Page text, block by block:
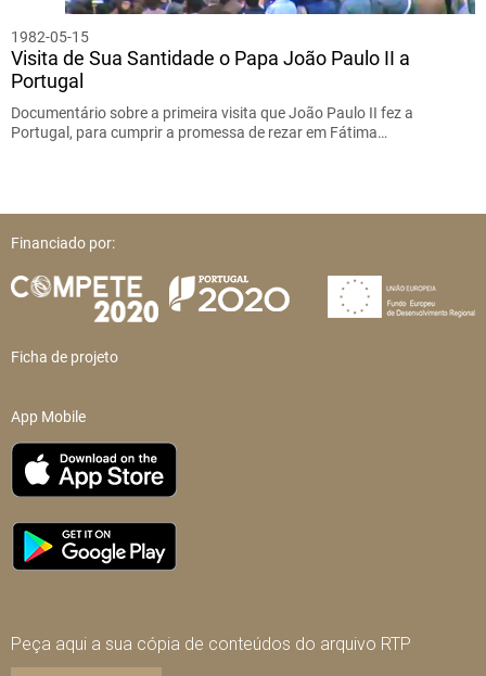
1982-05-15
Visita de Sua Santidade o Papa João Paulo II a
Portugal
Documentário sobre a primeira visita que João Paulo II fez a
Portugal, para cumprir a promessa de rezar em Fátima…
Financiado por:
Ficha de projeto
App Mobile
Peça aqui a sua cópia de conteúdos do arquivo RTP